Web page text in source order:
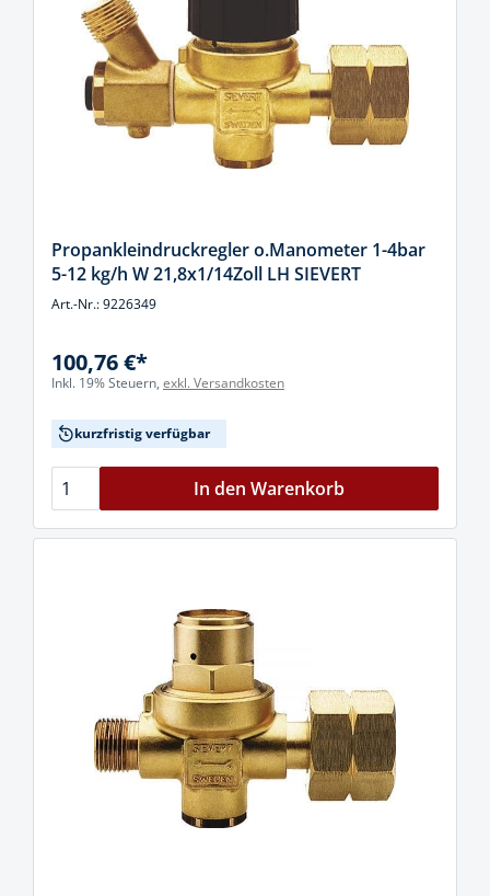
Propankleindruckregler o.Manometer 1-4bar
5-12 kg/h W 21,8x1/14Zoll LH SIEVERT
Art.-Nr.: 9226349
100,76 €*
Inkl. 19% Steuern, exkl. Versandkosten
kurzfristig verfügbar
In den Warenkorb